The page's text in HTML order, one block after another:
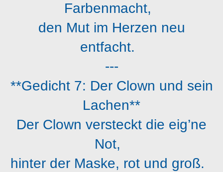
Farbenmacht,
den Mut im Herzen neu
entfacht.
---
**Gedicht 7: Der Clown und sein
Lachen**
Der Clown versteckt die eig’ne
Not,
hinter der Maske, rot und groß.